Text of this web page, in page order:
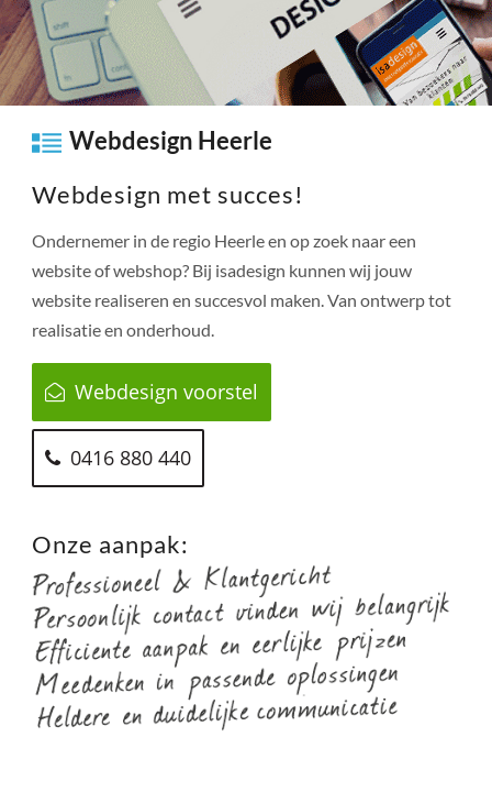
Webdesign Heerle
Webdesign met succes!
Ondernemer in de regio Heerleen op zoek naar een
website of webshop? Bij isadesign kunnen wij jouw
website realiseren en succesvol maken. Van ontwerp tot
realisatie en onderhoud.
Webdesign voorstel
0416 880 440
Onze aanpak: